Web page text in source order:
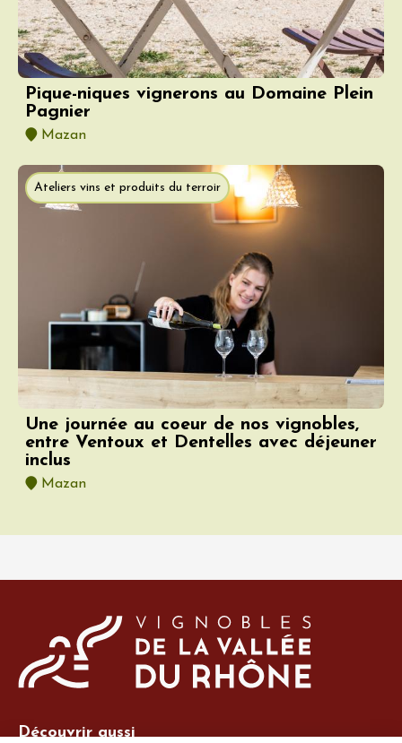
Pique-niques vignerons au Domaine Plein
Pagnier
Mazan
Ateliers vins et produits du terroir
Une journée au coeur de nos vignobles,
entre Ventoux et Dentelles avec déjeuner
inclus
Mazan
Découvrir aussi